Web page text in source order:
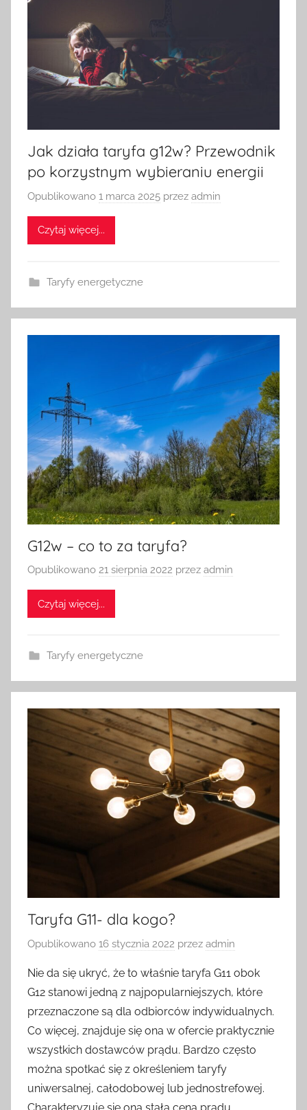
Jak działa taryfa g12w? Przewodnik
po korzystnym wybieraniu energii
Opublikowano 1 marca 2025 przez admin
Czytaj więcej...
Taryfy energetyczne
G12w – co to za taryfa?
Opublikowano 21 sierpnia 2022 przez admin
Czytaj więcej...
Taryfy energetyczne
Taryfa G11- dla kogo?
Opublikowano 16 stycznia 2022 przez admin
Nie da się ukryć, że to właśnie taryfa G11 obok
G12 stanowi jedną z najpopularniejszych, które
przeznaczone są dla odbiorców indywidualnych.
Co więcej, znajduje się ona w ofercie praktycznie
wszystkich dostawców prądu. Bardzo często
można spotkać się z określeniem taryfy
uniwersalnej, całodobowej lub jednostrefowej.
Charakteryzuje się ona stałą ceną prądu